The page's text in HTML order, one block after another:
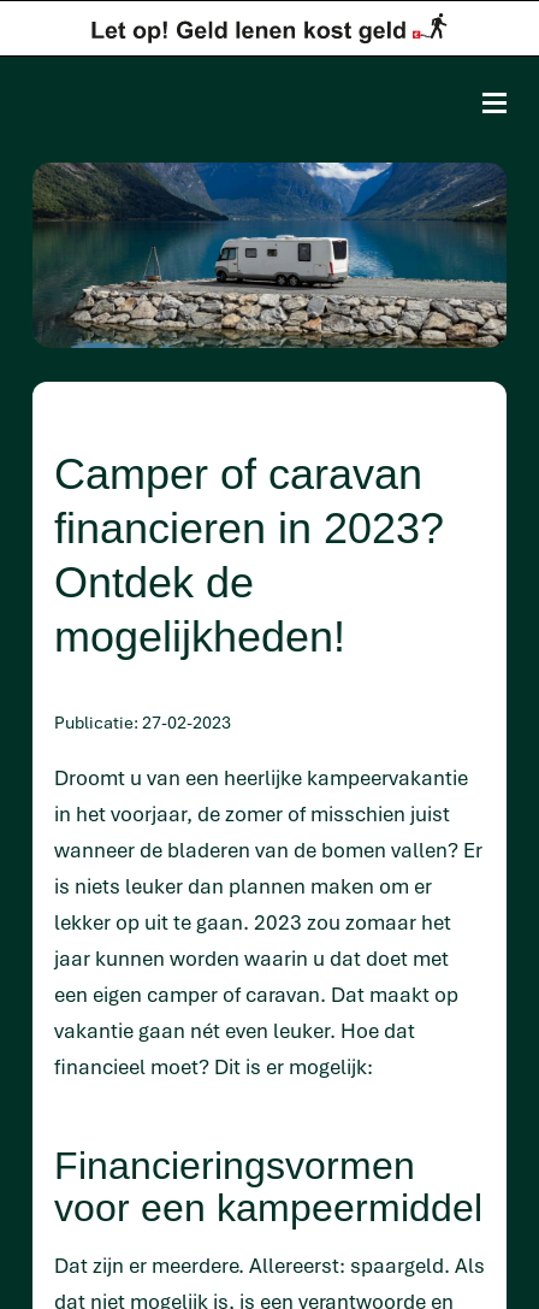
Camper of caravan
financieren in 2023?
Ontdek de
mogelijkheden!
Publicatie: 27-02-2023
Droomt u van een heerlijke kampeervakantie
in het voorjaar, de zomer of misschien juist
wanneer de bladeren van de bomen vallen? Er
is niets leuker dan plannen maken om er
lekker op uit te gaan. 2023 zou zomaar het
jaar kunnen worden waarin u dat doet met
een eigen camper of caravan. Dat maakt op
vakantie gaan nét even leuker. Hoe dat
financieel moet? Dit is er mogelijk:
Financieringsvormen
voor een kampeermiddel
Dat zijn er meerdere. Allereerst: spaargeld. Als
dat niet mogelijk is, is een verantwoorde en